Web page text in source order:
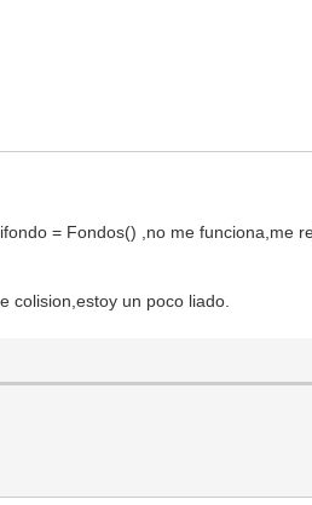
= Fondos() ,no me funciona,me
colision,estoy un poco liado.